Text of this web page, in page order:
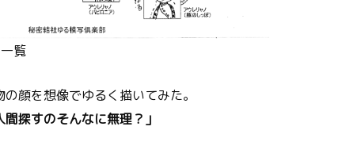
覧
顔を想像でゆるく描いてみた。
探すのそんなに無理？」